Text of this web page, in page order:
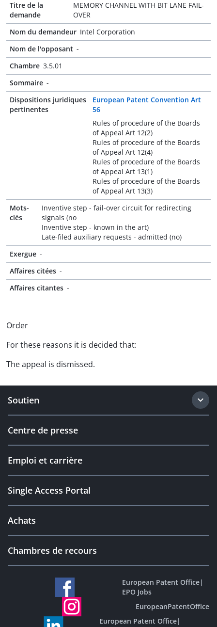
Titre de la
demande
MEMORY CHANNEL WITH BIT LANE FAIL-
OVER
Nom du demandeur Intel Corporation
Nom de l'opposant -
Chambre 3.5.01
Sommaire -
Dispositions juridiques
pertinentes
European Patent Convention Art
56
Rules of procedure of the Boards
of Appeal Art 12(2)
Rules of procedure of the Boards
of Appeal Art 12(4)
Rules of procedure of the Boards
of Appeal Art 13(1)
Rules of procedure of the Boards
of Appeal Art 13(3)
Mots-
clés
Inventive step - fail-over circuit for redirecting
signals (no
Inventive step - known in the art)
Late-filed auxiliary requests - admitted (no)
Exergue -
Affaires citées -
Affaires citantes -
Order
For these reasons it is decided that:
The appeal is dismissed.
Soutien
Centre de presse
Emploi et carrière
Single Access Portal
Achats
Chambres de recours
European Patent Office|
EPO Jobs
EuropeanPatentOffice
European Patent Office|